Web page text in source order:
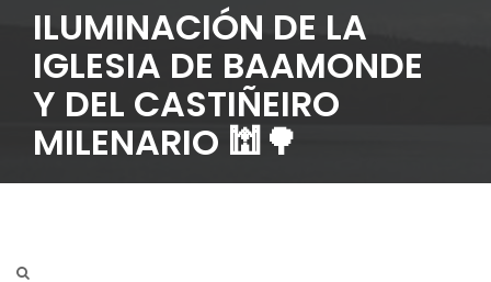
ILUMINACIÓN DE LA
IGLESIA DE BAAMONDE
Y DEL CASTIÑEIRO
MILENARIO 🕍🌳